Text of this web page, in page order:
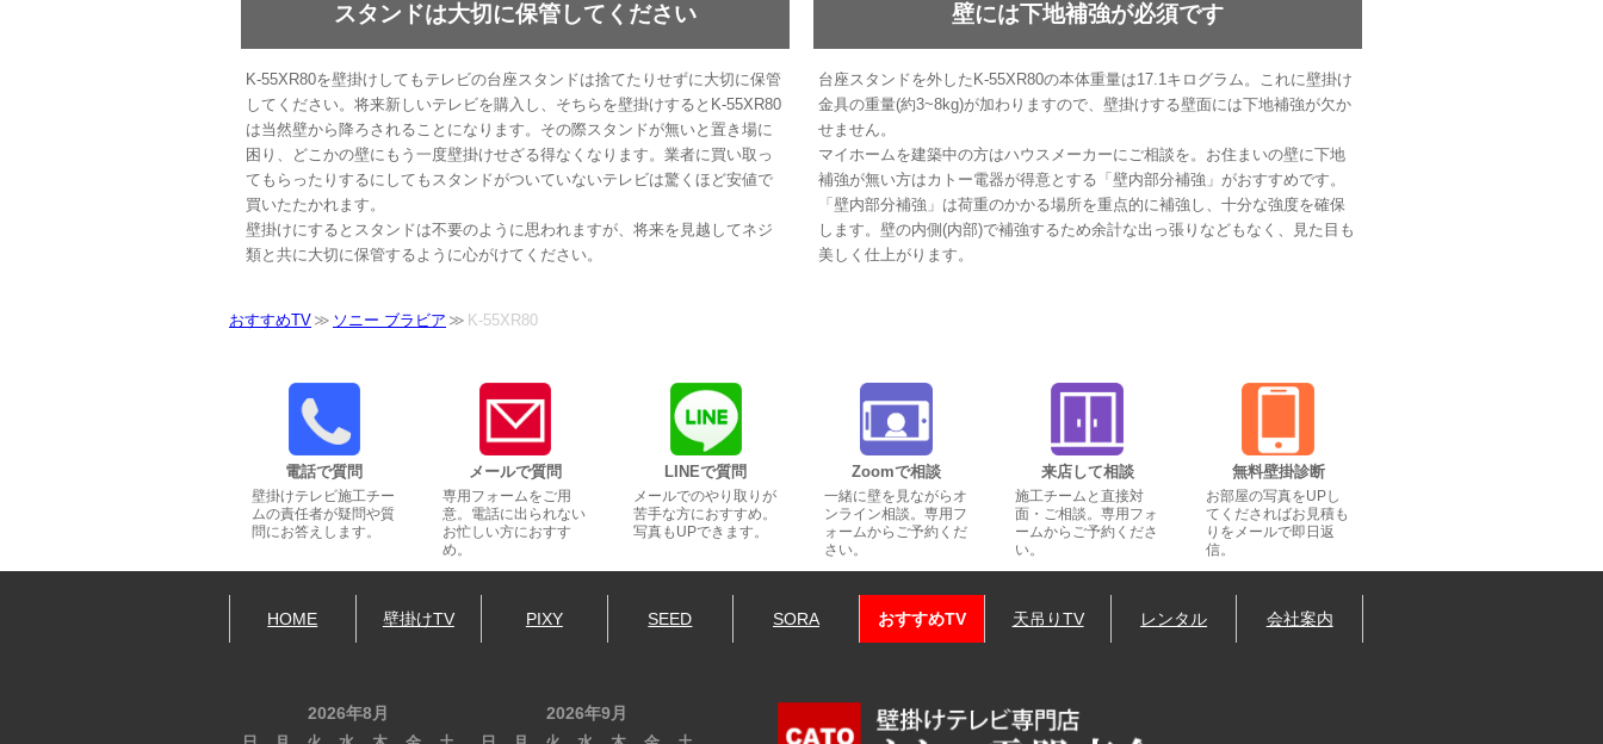
スタンドは大切に保管してください
K-55XR80を壁掛けしてもテレビの台座スタンドは捨てたりせずに大切に保管
してください。将来新しいテレビを購入し、そちらを壁掛けするとK-55XR80
は当然壁から降ろされることになります。その際スタンドが無いと置き場に
困り、どこかの壁にもう一度壁掛けせざる得なくなります。業者に買い取っ
てもらったりするにしてもスタンドがついていないテレビは驚くほど安値で
買いたたかれます。
壁掛けにするとスタンドは不要のように思われますが、将来を見越してネジ
類と共に大切に保管するように心がけてください。
壁には下地補強が必須です
台座スタンドを外したK-55XR80の本体重量は17.1キログラム。これに壁掛け
金具の重量(約3~8kg)が加わりますので、壁掛けする壁面には下地補強が欠か
せません。
マイホームを建築中の方はハウスメーカーにご相談を。お住まいの壁に下地
補強が無い方はカトー電器が得意とする「壁内部分補強」がおすすめです。
「壁内部分補強」は荷重のかかる場所を重点的に補強し、十分な強度を確保
します。壁の内側(内部)で補強するため余計な出っ張りなどもなく、見た目も
美しく仕上がります。
おすすめTV ソニー ブラビア K-55XR80
電話で質問
壁掛けテレビ施工チー
ムの責任者が疑問や質
問にお答えします。
メールで質問
専用フォームをご用
意。電話に出られない
お忙しい方におすす
め。
LINEで質問
メールでのやり取りが
苦手な方におすすめ。
写真もUPできます。
Zoomで相談
一緒に壁を見ながらオ
ンライン相談。専用フ
ォームからご予約くだ
さい。
来店して相談
施工チームと直接対
面・ご相談。専用フォ
ームからご予約くださ
い。
無料壁掛診断
お部屋の写真をUPし
てくださればお見積も
りをメールで即日返
信。
HOME 壁掛けTV PIXY SEED SORA おすすめTV 天吊りTV レンタル 会社案内
2026年8月 2026年9月